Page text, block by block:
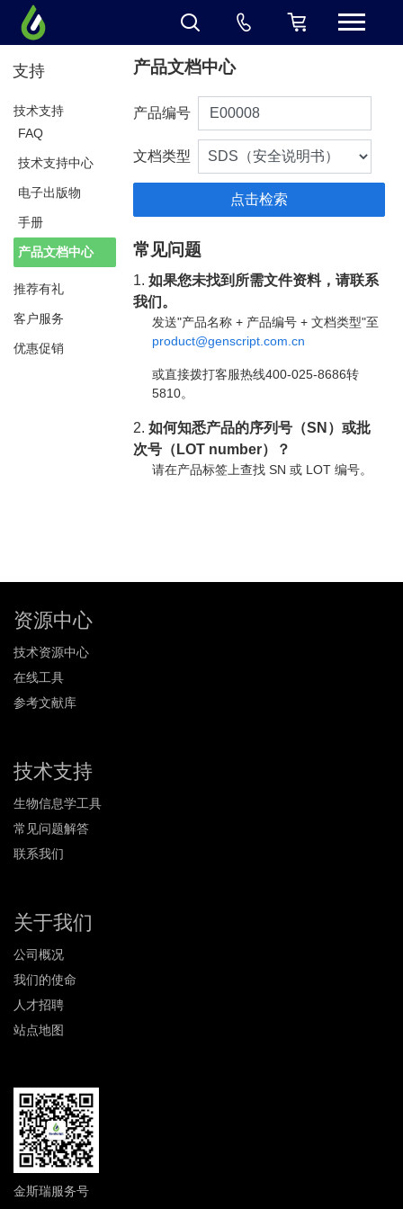
支持
技术支持
FAQ
技术支持中心
电子出版物
手册
产品文档中心
推荐有礼
客户服务
优惠促销
产品文档中心
产品编号
文档类型
常见问题
1.如果您未找到所需文件资料，请联系
我们。
发送"产品名称 + 产品编号 + 文档类型"至
product@genscript.com.cn
或直接拨打客服热线400-025-8686转
5810。
2.如何知悉产品的序列号（SN）或批
次号（LOT number）？
请在产品标签上查找 SN 或 LOT 编号。
资源中心
技术资源中心
在线工具
参考文献库
技术支持
生物信息学工具
常见问题解答
联系我们
关于我们
公司概况
我们的使命
人才招聘
站点地图
金斯瑞服务号